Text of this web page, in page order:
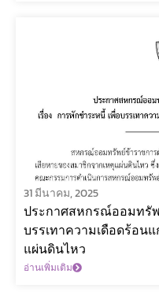
31 มีนาคม, 2025
ประกาศสหกรณ์ออมทรัพ
บรรเทาความเดือดร้อน
แผ่นดินไหว
อ่านเพิ่มเติม